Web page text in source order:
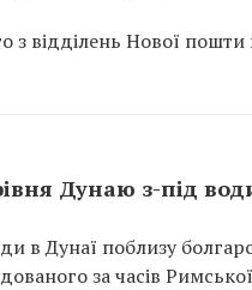
з відділень Нової
Дунаю з-під
в Дунаї поблизу
за часів Римської